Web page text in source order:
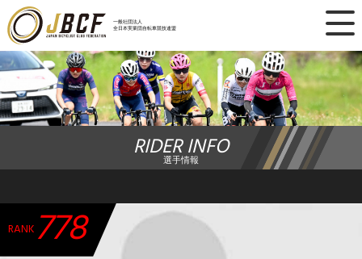
一般社団法人
全日本実業団自転車競技連盟
×
ニュース
レース日程
ランキング
チーム・選手
RIDER INFO
選手情報
RANK 778